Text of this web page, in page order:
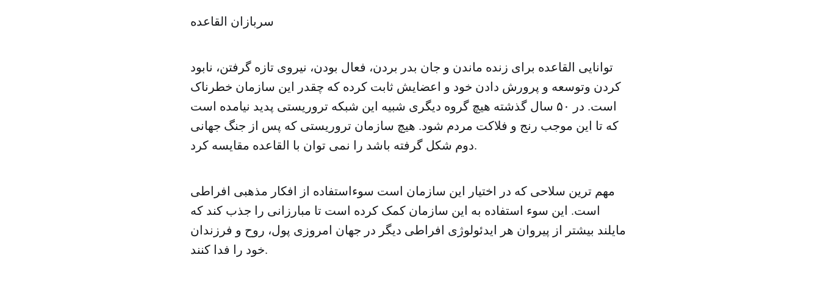
سربازان القاعده
توانایی القاعده برای زنده ماندن و جان بدر بردن، فعال بودن، نیروی تازه گرفتن، نابود
کردن وتوسعه و پرورش دادن خود و اعضایش ثابت کرده که چقدر این سازمان خطرناک
است. در ۵۰ سال گذشته هیچ گروه دیگری شبیه این شبکه تروریستی پدید نیامده است
که تا این موجب رنج و فلاکت مردم شود. هیچ سازمان تروریستی که پس از جنگ جهانی
دوم شکل گرفته باشد را نمی توان با القاعده مقایسه کرد.
مهم ترین سلاحی که در اختیار این سازمان است سوءاستفاده از افکار مذهبی افراطی
است. این سوء استفاده به این سازمان کمک کرده است تا مبارزانی را جذب کند که
مایلند بیشتر از پیروان هر ایدئولوژی افراطی دیگر در جهان امروزی پول، روح و فرزندان
خود را فدا کنند.